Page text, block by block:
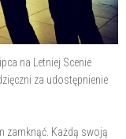
na Letniej Scenie
za udostępnienie
zamknąć. Każdą swoją